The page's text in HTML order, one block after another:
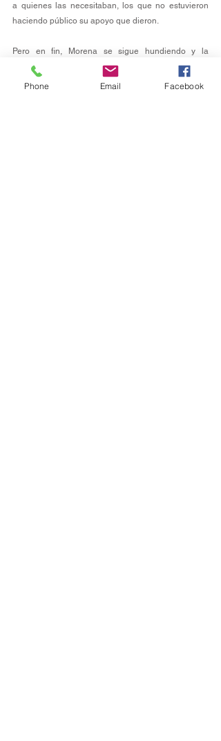
a quienes las necesitaban, los que no estuvieron
haciendo público su apoyo que dieron.
Pero en fin, Morena se sigue hundiendo y la
oposición por fin está jugando en su papel de
oposición. Ya veremos cuánto más siguen usando la
Phone Email Facebook